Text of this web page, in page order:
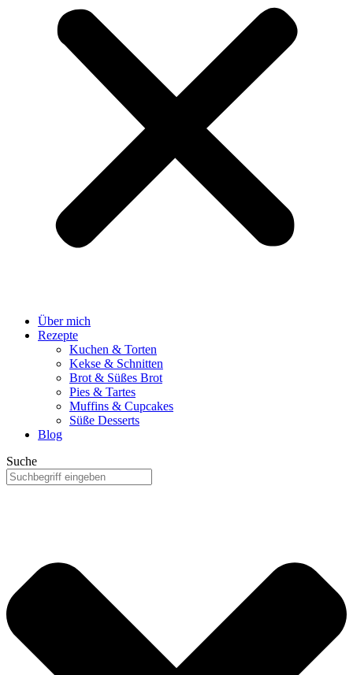
Über mich
Rezepte
Kuchen & Torten
Kekse & Schnitten
Brot & Süßes Brot
Pies & Tartes
Muffins & Cupcakes
Süße Desserts
Blog
Suche